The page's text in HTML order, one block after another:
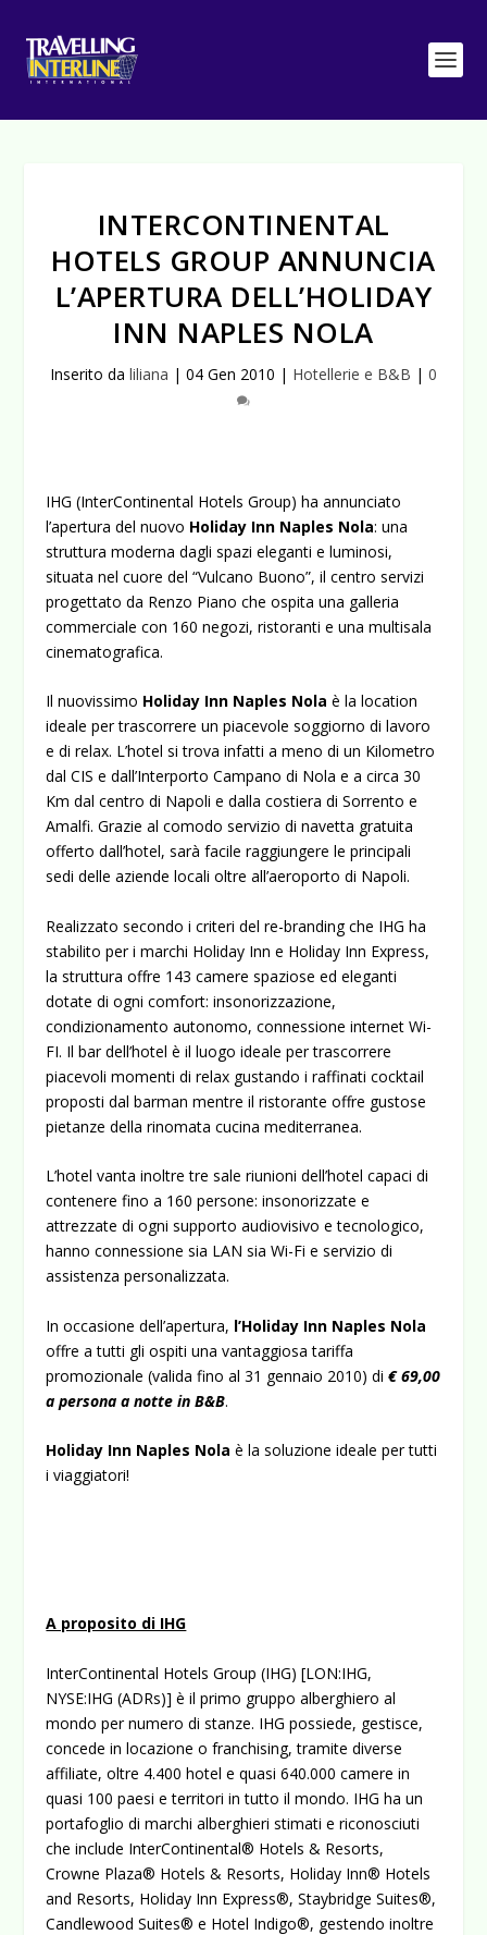
INTERCONTINENTAL
HOTELS GROUP ANNUNCIA
L’APERTURA DELL’HOLIDAY
INN NAPLES NOLA
Inserito da liliana | 04 Gen 2010 | Hotellerie e B&B | 0
IHG (InterContinental Hotels Group) ha annunciato
l’apertura del nuovo Holiday Inn Naples Nola: una
struttura moderna dagli spazi eleganti e luminosi,
situata nel cuore del “Vulcano Buono”, il centro servizi
progettato da Renzo Piano che ospita una galleria
commerciale con 160 negozi, ristoranti e una multisala
cinematografica.
Il nuovissimo Holiday Inn Naples Nolaè la location
ideale per trascorrere un piacevole soggiorno di lavoro
e di relax. L’hotel si trova infatti a meno di un Kilometro
dal CIS e dall’Interporto Campano di Nola e a circa 30
Km dal centro di Napoli e dalla costiera di Sorrento e
Amalfi. Grazie al comodo servizio di navetta gratuita
offerto dall’hotel, sarà facile raggiungere le principali
sedi delle aziende locali oltre all’aeroporto di Napoli.
Realizzato secondo i criteri del re-branding che IHG ha
stabilito per i marchi Holiday Inn e Holiday Inn Express,
la struttura offre 143 camere spaziose ed eleganti
dotate di ogni comfort: insonorizzazione,
condizionamento autonomo, connessione internet Wi-
FI. Il bar dell’hotel è il luogo ideale per trascorrere
piacevoli momenti di relax gustando i raffinati cocktail
proposti dal barman mentre il ristorante offre gustose
pietanze della rinomata cucina mediterranea.
L’hotel vanta inoltre tre sale riunioni dell’hotel capaci di
contenere fino a 160 persone: insonorizzate e
attrezzate di ogni supporto audiovisivo e tecnologico,
hanno connessione sia LAN sia Wi-Fi e servizio di
assistenza personalizzata.
In occasione dell’apertura, l’Holiday Inn Naples Nola
offre a tutti gli ospiti una vantaggiosa tariffa
promozionale (valida fino al 31 gennaio 2010) di€ 69,00
a persona a notte in B&B.
Holiday Inn Naples Nola è la soluzione ideale per tutti
i viaggiatori!
A proposito di IHG
InterContinental Hotels Group (IHG) [LON:IHG,
NYSE:IHG (ADRs)] è il primo gruppo alberghiero al
mondo per numero di stanze. IHG possiede, gestisce,
concede in locazione o franchising, tramite diverse
affiliate, oltre 4.400 hotel e quasi 640.000 camere in
quasi 100 paesi e territori in tutto il mondo. IHG ha un
portafoglio di marchi alberghieri stimati e riconosciuti
che include InterContinental® Hotels & Resorts,
Crowne Plaza® Hotels & Resorts, Holiday Inn® Hotels
and Resorts, Holiday Inn Express®, Staybridge Suites®,
Candlewood Suites® e Hotel Indigo®, gestendo inoltre